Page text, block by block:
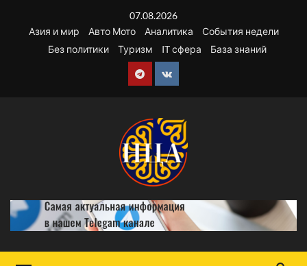
содержимому
07.08.2026
Азия и мир
Авто Мото Аналитика
События недели
Без политики
Туризм IT сфера База знаний
Telegram
VK